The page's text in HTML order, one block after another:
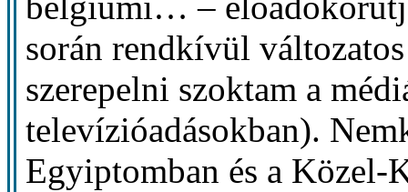
során rendkívül
szerepelni szoktam a
televízióadásokban).
Egyiptomban és a Közel-